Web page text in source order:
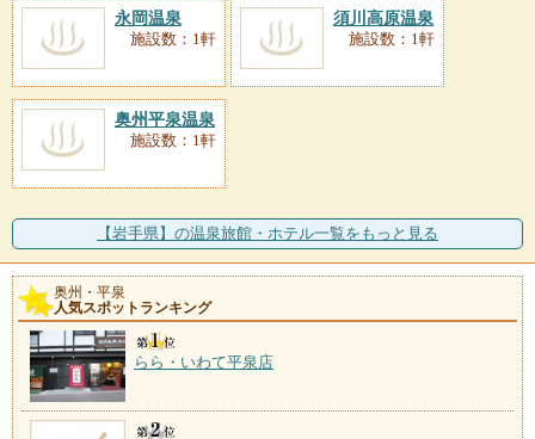
永岡温泉
施設数：1軒
須川高原温泉
施設数：1軒
奥州平泉温泉
施設数：1軒
【岩手県】の温泉旅館・ホテル一覧をもっと見る
奥州・平泉
人気スポットランキング
らら・いわて平泉店